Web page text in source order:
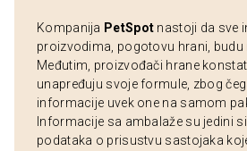
Kompanija PetSpot nastoji da sve
proizvodima, pogotovu hrani, budu
Međutim, proizvođači hrane
unapređuju svoje formule, zbog
informacije uvek one na samom
Informacije sa ambalaže su jedini
podataka o prisustvu sastojaka